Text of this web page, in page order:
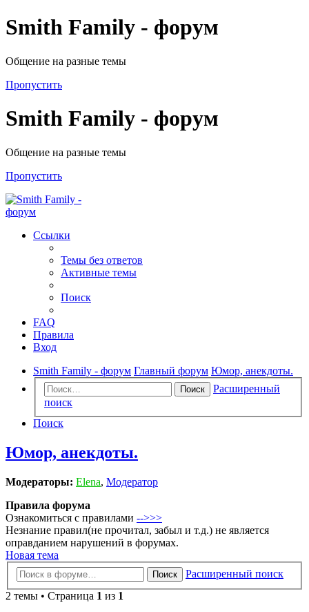
Smith Family - форум
Общение на разные темы
Пропустить
Smith Family - форум
Общение на разные темы
Пропустить
Ссылки
Темы без ответов
Активные темы
Поиск
FAQ
Правила
Вход
Smith Family - форум Главный форум Юмор, анекдоты.
Поиск
Расширенный
поиск
Поиск
Юмор, анекдоты.
Модераторы: Elena, Модератор
Правила форума
Ознакомиться с правилами -->>>
Незнание правил(не прочитал, забыл и т.д.) не является
оправданием нарушений в форумах.
Новая тема
Поиск
Расширенный поиск
2 темы • Страница 1 из 1